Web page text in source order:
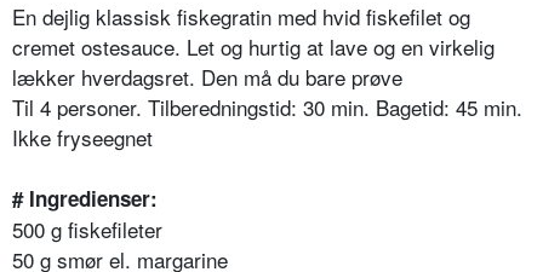
En dejlig klassisk fiskegratin med hvid fiskefilet og
cremet ostesauce. Let og hurtig at lave og en virkelig
lækker hverdagsret. Den må du bare prøve
Til 4 personer. Tilberedningstid: 30 min. Bagetid: 45 min.
Ikke fryseegnet
# Ingredienser:
500 g fiskefileter
50 g smør el. margarine